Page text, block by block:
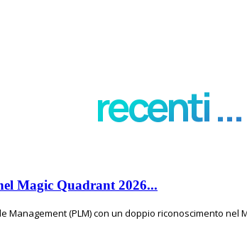
recenti ...
Magic Quadrant 2026...
(PLM) con un doppio riconoscimento nel